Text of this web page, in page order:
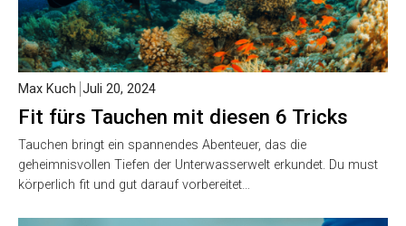
Fit fürs Tauchen mit diesen 6 Tricks
Max Kuch Juli 20, 2024
Tauchen bringt ein spannendes Abenteuer, das die
geheimnisvollen Tiefen der Unterwasserwelt erkundet. Du must
körperlich fit und gut darauf vorbereitet…